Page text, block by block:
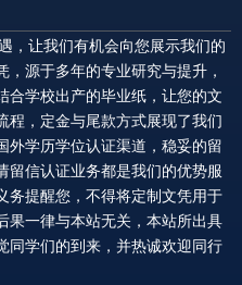
，让我们有机会向您展示我们的
源于多年的专业研究与提升，
合学校出产的毕业纸，让您的文
程，定金与尾款方式展现了我们
外学历学位认证渠道，稳妥的留
留信认证业务都是我们的优势服
务提醒您，不得将定制文凭用于
果一律与本站无关，本站所出具
同学们的到来，并热诚欢迎同行